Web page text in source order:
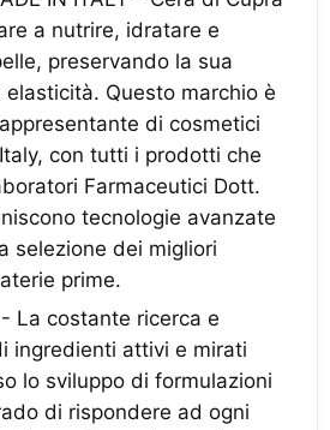
a nutrire, idratare e
preservando la sua
Questo marchio è
di cosmetici
con tutti i prodotti che
Farmaceutici Dott.
tecnologie avanzate
selezione dei migliori
prime.
- La costante ricerca e
ingredienti attivi e mirati
lo sviluppo di formulazioni
di rispondere ad ogni